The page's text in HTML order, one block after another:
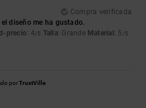
Compra verificada
diseño me ha gustado.
precio: 4/5 Talla: Grande Material : 5 /5
porTrustVille